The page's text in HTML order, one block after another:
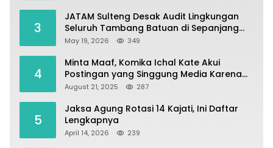
3
JATAM Sulteng Desak Audit Lingkungan
Seluruh Tambang Batuan di Sepanjang
Pesisir Palu–Donggala
May 19, 2026 349
4
Minta Maaf, Komika Ichal Kate Akui
Postingan yang Singgung Media Karena
Emosi
August 21, 2025 287
5
Jaksa Agung Rotasi 14 Kajati, Ini Daftar
Lengkapnya
April 14, 2026 239